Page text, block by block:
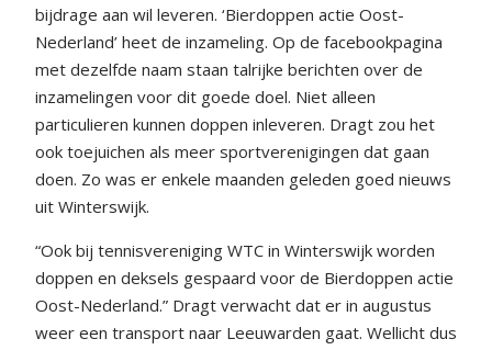
bijdrage aan wil leveren. ‘Bierdoppen actie Oost-
Nederland’ heet de inzameling. Op de facebookpagina
met dezelfde naam staan talrijke berichten over de
inzamelingen voor dit goede doel. Niet alleen
particulieren kunnen doppen inleveren. Dragt zou het
ook toejuichen als meer sportverenigingen dat gaan
doen. Zo was er enkele maanden geleden goed nieuws
uit Winterswijk.
“Ook bij tennisvereniging WTC in Winterswijk worden
doppen en deksels gespaard voor de Bierdoppen actie
Oost-Nederland.” Dragt verwacht dat er in augustus
weer een transport naar Leeuwarden gaat. Wellicht dus